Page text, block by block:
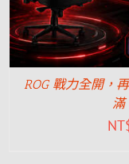
ROG 戰力全開，
滿